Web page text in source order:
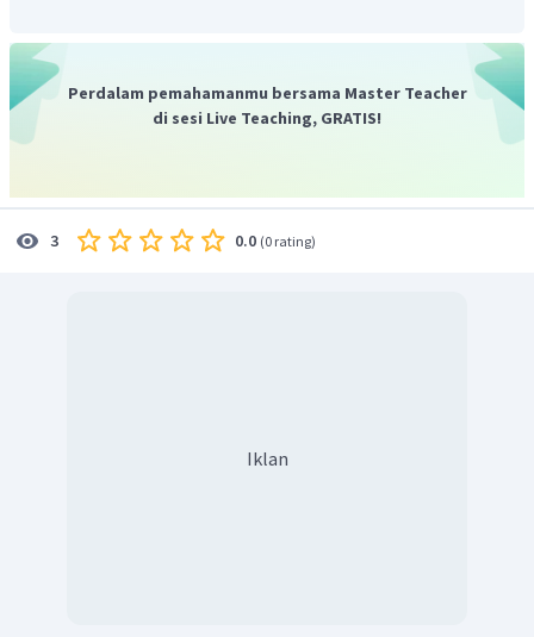
Perdalam pemahamanmu bersama Master Teacher
di sesi Live Teaching, GRATIS!
3 0.0 (0 rating)
Iklan